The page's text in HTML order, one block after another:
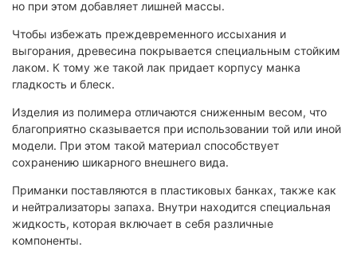
но при этом добавляет лишней массы.
Чтобы избежать преждевременного иссыхания и
выгорания, древесина покрывается специальным стойким
лаком. К тому же такой лак придает корпусу манка
гладкость и блеск.
Изделия из полимера отличаются сниженным весом, что
благоприятно сказывается при использовании той или иной
модели. При этом такой материал способствует
сохранению шикарного внешнего вида.
Приманки поставляются в пластиковых банках, также как
и нейтрализаторы запаха. Внутри находится специальная
жидкость, которая включает в себя различные
компоненты.